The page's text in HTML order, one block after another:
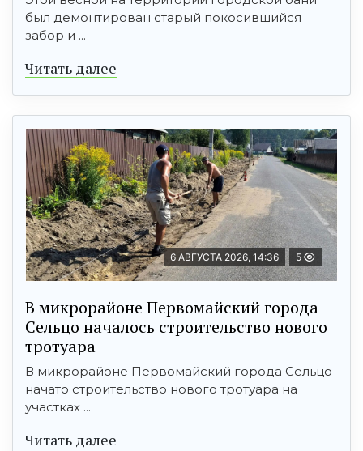
был демонтирован старый покосившийся
забор и ...
Читать далее
6 АВГУСТА 2026, 14:36 5
В микрорайоне Первомайский города
Сельцо началось строительство нового
тротуара
В микрорайоне Первомайский города Сельцо
начато строительство нового тротуара на
участках ...
Читать далее